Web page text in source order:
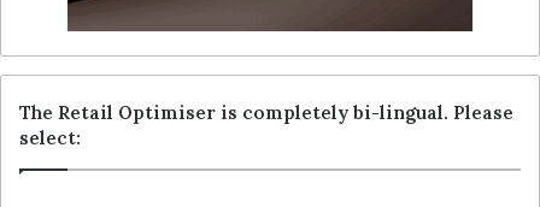
The Retail Optimiser is completely bi-lingual. Please
select: